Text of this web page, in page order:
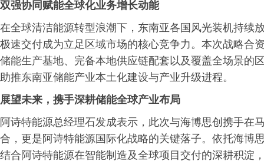
双强协同赋能全球化业务增长动能
在全球清洁能源转型浪潮下，东南亚各国风光装机持续
极速交付成为立足区域市场的核心竞争力。本次战略合
储能生产基地、完备本地供应链配套以及覆盖全场景的
助推东南亚储能产业本土化建设与产业升级进程。
展望未来， 携手深耕储能全球产业布局
阿诗特能源总经理石发成表示，此次与海博思创携手在
合，更是阿诗特能源国际化战略的关键落子。依托海博
结合阿诗特能源在智能制造及全球项目交付的深耕积淀